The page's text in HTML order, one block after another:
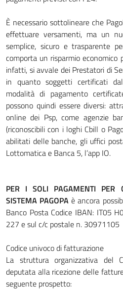
È necessario sottolineare che
effettuare versamenti, ma un
semplice, sicuro e trasparente
comporta un risparmio economico
infatti, si avvale dei Prestatori di
in quanto soggetti certificati
modalità di pagamento
possono quindi essere diversi:
online dei Psp, come agenzie
(riconoscibili con i loghi Cbill o
abilitati delle banche, gli uffici
Lottomatica e Banca 5, l’app IO.
PER I SOLI PAGAMENTI PER
SISTEMA PAGOPA è ancora
Banco Posta Codice IBAN: IT05
227 e sul c/c postale n. 30971105
Codice univoco di fatturazione
La struttura organizzativa del
deputata alla ricezione delle
seguente prospetto: